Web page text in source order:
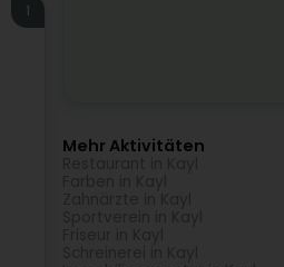
1
Mehr Aktivitäten